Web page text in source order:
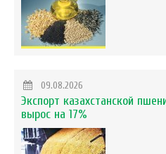
09.08.2026
Экспорт казахстанской
вырос на 17%